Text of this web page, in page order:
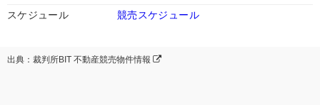
スケジュール
競売スケジュール
出典：裁判所BIT 不動産競売物件情報